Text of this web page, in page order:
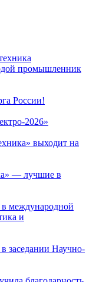
промышленник
России!
2026»
выходит на
— лучшие в
в международной
и
заседании Научно-